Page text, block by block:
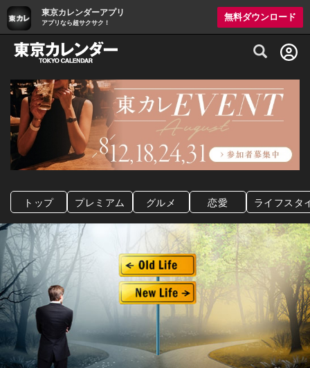
東京カレンダーアプリ
アプリなら超サクサク！
無料ダウンロード
グルメ情報・プレミアムレストラン予約
トップ プレミアム グルメ 恋愛 ライフスタ